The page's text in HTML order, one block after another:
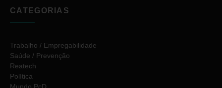
CATEGORIAS
Trabalho / Empregabilidade
Saúde / Prevenção
Reatech
Política
Mundo PcD